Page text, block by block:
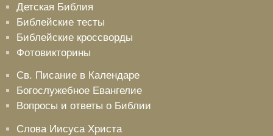
Детская Библия
Библейские тесты
Библейские кроссворды
Фотовикторины
Св. Писание в Календаре
Богослужебное Евангелие
Вопросы и ответы о Библии
Слова Иисуса Христа